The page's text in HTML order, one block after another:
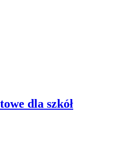
dla szkół